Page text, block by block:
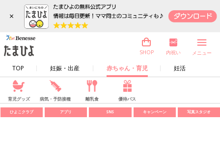
×
TOP 妊娠・出産 赤ちゃん・育児 妊活
SHOP 内祝い メニュー
育児グッズ 病気・予防接種 離乳食 優待パス
ひよこクラブ アプリ SNS キャンペーン 写真スタジオ